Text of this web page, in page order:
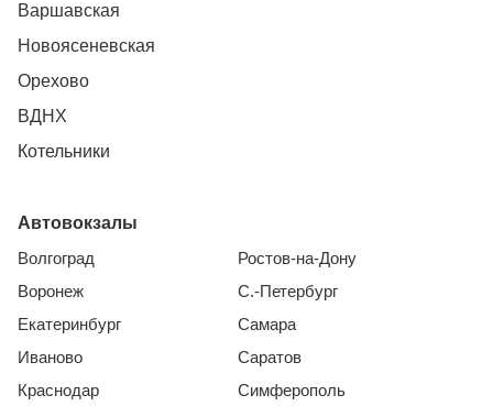
Варшавская
Новоясеневская
Орехово
ВДНХ
Котельники
Автовокзалы
Волгоград
Воронеж
Екатеринбург
Иваново
Краснодар
Ростов-на-Дону
С.-Петербург
Самара
Саратов
Симферополь